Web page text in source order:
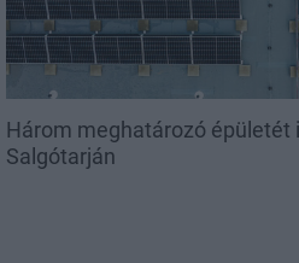
Három meghatározó épületét
Salgótarján